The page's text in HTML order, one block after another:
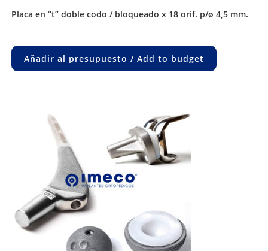
placa en “t” doble codo / bloqueado x 18 orif. p/ø 4,5 mm.
Añadir al presupuesto / Add to budget